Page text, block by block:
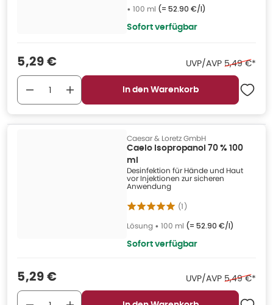
• 100 ml (= 52.90 €/l)
Sofort verfügbar
Verkaufspreis
5,29 € UVP/AVP Ehemaliger
5,49 €*
In den Warenkorb
Caesar & Loretz GmbH
Caelo Isopropanol 70 % 100
ml
Desinfektion für Hände und Haut
vor Injektionen zur sicheren
Anwendung
(1)
Lösung • 100 ml (= 52.90 €/l)
Sofort verfügbar
Verkaufspreis
5,29 € UVP/AVP Ehemaliger
5,49 €*